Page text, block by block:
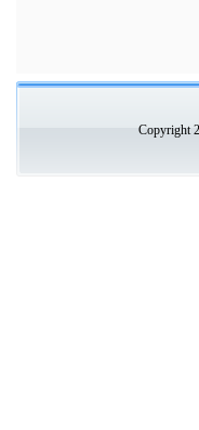
Copyright